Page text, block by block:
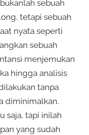
sebuah
tetapi sebuah
nyata seperti
sebuah
menjemukan
hingga analisis
tanpa
diminimalkan.
saja, tapi inilah
yang sudah